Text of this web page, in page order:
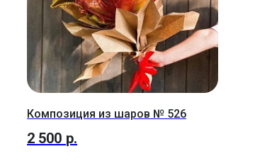
Композиция из шаров № 526
2 500 р.